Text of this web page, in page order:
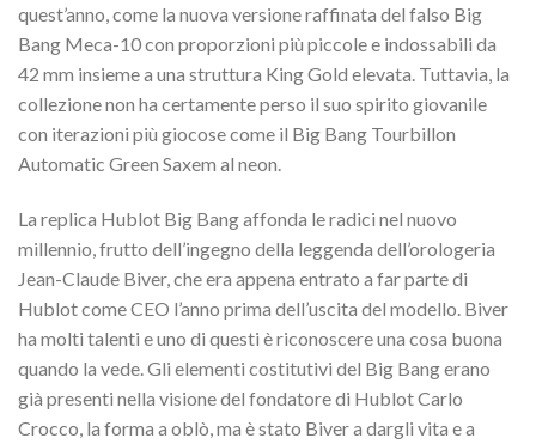
quest’anno, come la nuova versione raffinata del falso Big
Bang Meca-10 con proporzioni più piccole e indossabili da
42 mm insieme a una struttura King Gold elevata. Tuttavia, la
collezione non ha certamente perso il suo spirito giovanile
con iterazioni più giocose come il Big Bang Tourbillon
Automatic Green Saxem al neon.
La replica Hublot Big Bang affonda le radici nel nuovo
millennio, frutto dell’ingegno della leggenda dell’orologeria
Jean-Claude Biver, che era appena entrato a far parte di
Hublot come CEO l’anno prima dell’uscita del modello. Biver
ha molti talenti e uno di questi è riconoscere una cosa buona
quando la vede. Gli elementi costitutivi del Big Bang erano
già presenti nella visione del fondatore di Hublot Carlo
Crocco, la forma a oblò, ma è stato Biver a dargli vita e a